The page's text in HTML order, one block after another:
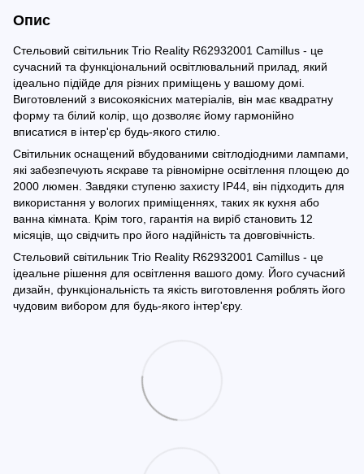
Опис
Стельовий світильник Trio Reality R62932001 Camillus - це
сучасний та функціональний освітлювальний прилад, який
ідеально підійде для різних приміщень у вашому домі.
Виготовлений з високоякісних матеріалів, він має квадратну
форму та білий колір, що дозволяє йому гармонійно
вписатися в інтер'єр будь-якого стилю.
Світильник оснащений вбудованими світлодіодними лампами,
які забезпечують яскраве та рівномірне освітлення площею до
2000 люмен. Завдяки ступеню захисту IP44, він підходить для
використання у вологих приміщеннях, таких як кухня або
ванна кімната. Крім того, гарантія на виріб становить 12
місяців, що свідчить про його надійність та довговічність.
Стельовий світильник Trio Reality R62932001 Camillus - це
ідеальне рішення для освітлення вашого дому. Його сучасний
дизайн, функціональність та якість виготовлення роблять його
чудовим вибором для будь-якого інтер'єру.